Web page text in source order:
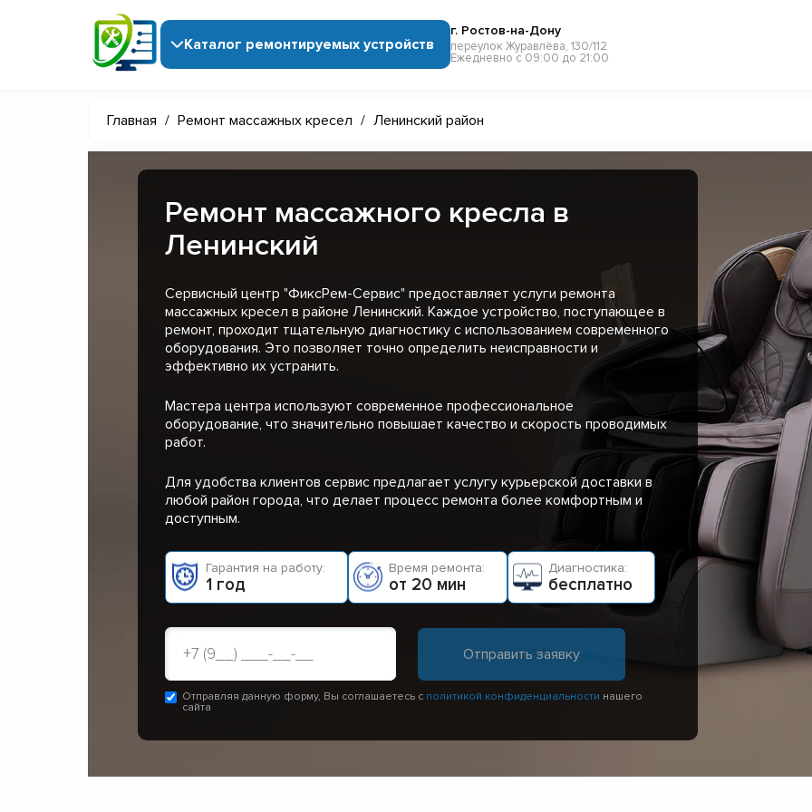
Каталог ремонтируемых устройств
г. Ростов-на-Дону
переулок Журавлёва, 130/112
Ежедневно с 09:00 до 21:00
Главная / Ремонт массажных кресел / Ленинский район
Ремонт массажного кресла в
Ленинский
Сервисный центр "ФиксРем-Сервис" предоставляет услуги ремонта
массажных кресел в районе Ленинский. Каждое устройство, поступающее в
ремонт, проходит тщательную диагностику с использованием современного
оборудования. Это позволяет точно определить неисправности и
эффективно их устранить.
Мастера центра используют современное профессиональное
оборудование, что значительно повышает качество и скорость проводимых
работ.
Для удобства клиентов сервис предлагает услугу курьерской доставки в
любой район города, что делает процесс ремонта более комфортным и
доступным.
Гарантия на работу:
1 год
Время ремонта:
от 20 мин
Диагностика:
бесплатно
Отправляя данную форму, Вы соглашаетесь с политикой конфиденциальности нашего
сайта